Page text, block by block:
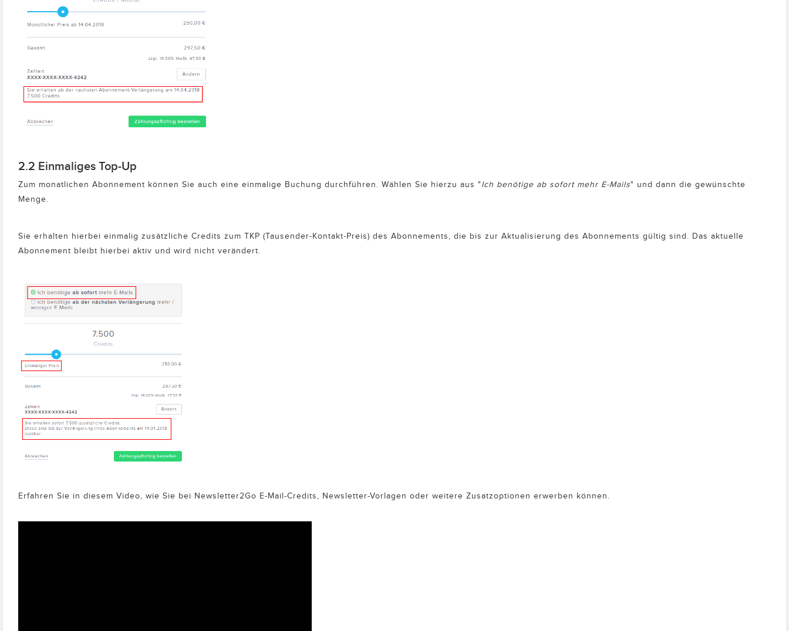
2.2 Einmaliges Top-Up
Zum monatlichen Abonnement können Sie auch eine einmalige Buchung durchführen. Wählen Sie hierzu aus "Ich benötige ab sofort mehr E-Mails" und dann die gewünschte
Menge.
Sie erhalten hierbei einmalig zusätzliche Credits zum TKP (Tausender-Kontakt-Preis) des Abonnements, die bis zur Aktualisierung des Abonnements gültig sind. Das aktuelle
Abonnement bleibt hierbei aktiv und wird nicht verändert.
Erfahren Sie in diesem Video, wie Sie bei Newsletter2Go E-Mail-Credits, Newsletter-Vorlagen oder weitere Zusatzoptionen erwerben können.